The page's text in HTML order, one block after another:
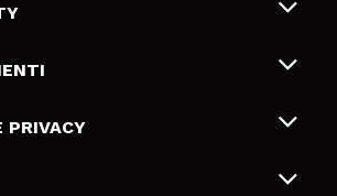
Resi
PRIVACY